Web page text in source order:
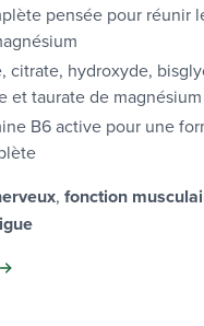
pensée pour réunir
citrate, hydroxyde,
et taurate de magnésium
B6 active pour une
, fonction